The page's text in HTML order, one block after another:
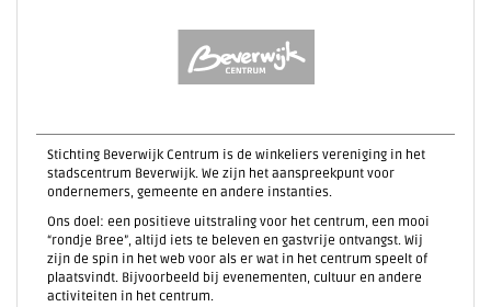
Stichting Beverwijk Centrum is de winkeliers vereniging in het
stadscentrum Beverwijk. We zijn het aanspreekpunt voor
ondernemers, gemeente en andere instanties.
Ons doel: een positieve uitstraling voor het centrum, een mooi
“rondje Bree”, altijd iets te beleven en gastvrije ontvangst. Wij
zijn de spin in het web voor als er wat in het centrum speelt of
plaatsvindt. Bijvoorbeeld bij evenementen, cultuur en andere
activiteiten in het centrum.